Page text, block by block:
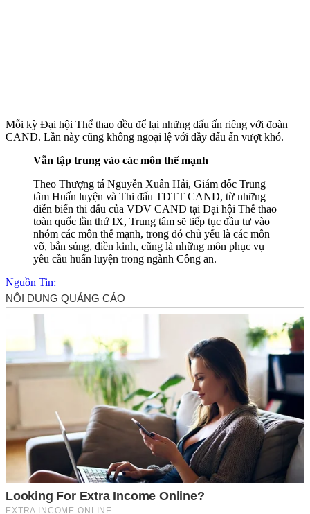
Mỗi kỳ Đại hội Thể thao đều để lại những dấu ấn riêng với đoàn
CAND. Lần này cũng không ngoại lệ với đầy dấu ấn vượt khó.
Vẫn tập trung vào các môn thế mạnh
Theo Thượng tá Nguyễn Xuân Hải, Giám đốc Trung
tâm Huấn luyện và Thi đấu TDTT CAND, từ những
diễn biến thi đấu của VĐV CAND tại Đại hội Thể thao
toàn quốc lần thứ IX, Trung tâm sẽ tiếp tục đầu tư vào
nhóm các môn thế mạnh, trong đó chủ yếu là các môn
võ, bắn súng, điền kinh, cũng là những môn phục vụ
yêu cầu huấn luyện trong ngành Công an.
Nguồn Tin: